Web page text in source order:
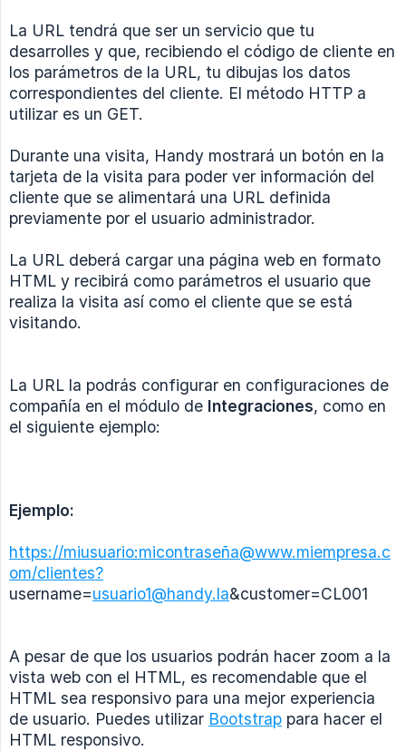
La URL tendrá que ser un servicio que tu
desarrolles y que, recibiendo el código de cliente en
los parámetros de la URL, tu dibujas los datos
correspondientes del cliente. El método HTTP a
utilizar es un GET.
Durante una visita, Handy mostrará un botón en la
tarjeta de la visita para poder ver información del
cliente que se alimentará una URL definida
previamente por el usuario administrador.
La URL deberá cargar una página web en formato
HTML y recibirá como parámetros el usuario que
realiza la visita así como el cliente que se está
visitando.
La URL la podrás configurar en configuraciones de
compañía en el módulo de Integraciones, como en
el siguiente ejemplo:
Ejemplo:
https://miusuario:micontraseña@www.miempresa.c
om/clientes?
username=usuario1@handy.la&customer=CL001
A pesar de que los usuarios podrán hacer zoom a la
vista web con el HTML, es recomendable que el
HTML sea responsivo para una mejor experiencia
de usuario. Puedes utilizar Bootstrap para hacer el
HTML responsivo.